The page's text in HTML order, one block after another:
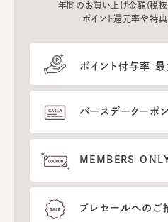
年間のお買い上げ金額(税抜)
ポイント還元率や特典
ポイント付与率 最
バースデークーポン
MEMBERS
プレセールへのご